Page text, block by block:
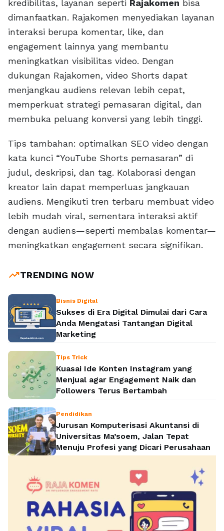
kredibilitas, layanan seperti Rajakomen bisa
dimanfaatkan. Rajakomen menyediakan layanan
interaksi berupa komentar, like, dan
engagement lainnya yang membantu
meningkatkan visibilitas video. Dengan
dukungan Rajakomen, video Shorts dapat
menjangkau audiens relevan lebih cepat,
memperkuat strategi pemasaran digital, dan
membuka peluang konversi yang lebih tinggi.
Tips tambahan: optimalkan SEO video dengan
kata kunci “YouTube Shorts pemasaran” di
judul, deskripsi, dan tag. Kolaborasi dengan
kreator lain dapat memperluas jangkauan
audiens. Mengikuti tren terbaru membuat video
lebih mudah viral, sementara interaksi aktif
dengan audiens—seperti membalas komentar—
meningkatkan engagement secara signifikan.
trending_upTRENDING NOW
Bisnis Digital
Sukses di Era Digital Dimulai dari Cara
Anda Mengatasi Tantangan Digital
Marketing
Tips Trick
Kuasai Ide Konten Instagram yang
Menjual agar Engagement Naik dan
Followers Terus Bertambah
Pendidikan
Jurusan Komputerisasi Akuntansi di
Universitas Ma’soem, Jalan Tepat
Menuju Profesi yang Dicari Perusahaan